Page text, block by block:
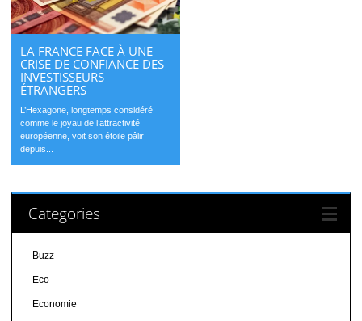
LA FRANCE FACE À UNE
CRISE DE CONFIANCE DES
INVESTISSEURS
ÉTRANGERS
L’Hexagone, longtemps considéré
comme le joyau de l’attractivité
européenne, voit son étoile pâlir
depuis...
Categories
Buzz
Eco
Economie